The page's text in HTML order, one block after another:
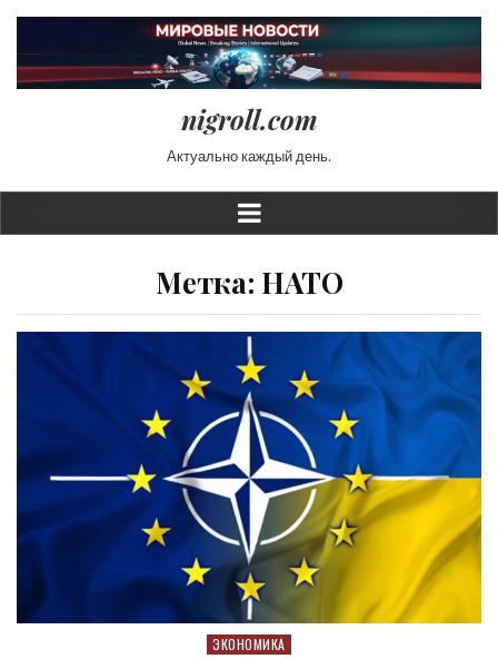
nigroll.com
Актуально каждый день.
Метка: НАТО
Posted in
ЭКОНОМИКА